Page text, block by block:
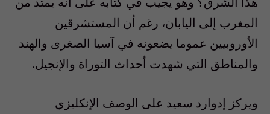
المغرب إلى اليابان، رغم أن المستشرقين
الأوروبيين عموما يضعونه في آسيا الصغرى والهند
والمناطق التي شهدت أحداث التوراة والإنجيل.
ويركز إدوارد سعيد على الوصف الإنكليزي